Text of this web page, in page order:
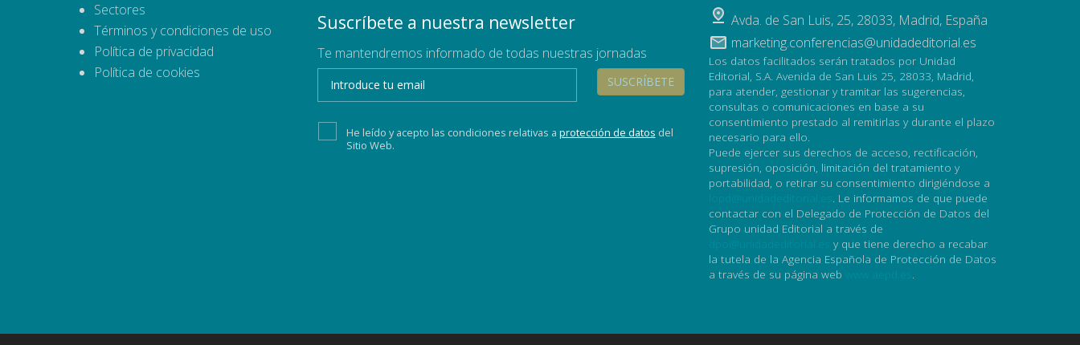
Sectores
Términos y condiciones de uso
Política de privacidad
Política de cookies
Suscríbete a nuestra newsletter
Te mantendremos informado de todas nuestras jornadas
SUSCRÍBETE
He leído y acepto las condiciones relativas a protección de datos del
Sitio Web.
Avda. de San Luis, 25, 28033, Madrid, España
marketing.conferencias@unidadeditorial.es
Los datos facilitados serán tratados por Unidad
Editorial, S.A. Avenida de San Luis 25, 28033, Madrid,
para atender, gestionar y tramitar las sugerencias,
consultas o comunicaciones en base a su
consentimiento prestado al remitirlas y durante el plazo
necesario para ello.
Puede ejercer sus derechos de acceso, rectificación,
supresión, oposición, limitación del tratamiento y
portabilidad, o retirar su consentimiento dirigiéndose a
. Le informamos de que puede
contactar con el Delegado de Protección de Datos del
Grupo unidad Editorial a través de
y que tiene derecho a recabar
la tutela de la Agencia Española de Protección de Datos
a través de su página web
.